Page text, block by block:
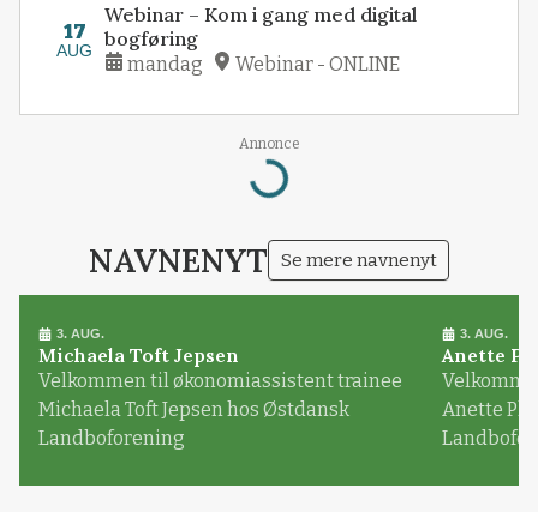
17
AUG
Webinar – Kom i gang med digital
bogføring
mandag Webinar - ONLINE
Annonce
Loading...
NAVNENYT Se mere navnenyt
3. AUG.
Michaela Toft Jepsen
Velkommen til økonomiassistent trainee
Michaela Toft Jepsen hos Østdansk
Landboforening
3. AUG.
Anette
Anette